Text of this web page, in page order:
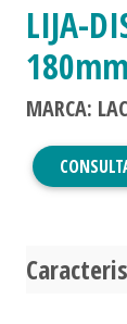
LIJA-
MARCA: